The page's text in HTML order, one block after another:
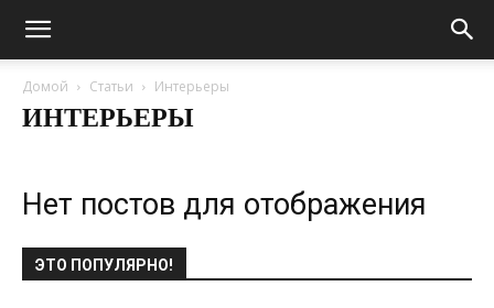
Домой Статьи Интерьеры
ИНТЕРЬЕРЫ
Нет постов для отображения
ЭТО ПОПУЛЯРНО!